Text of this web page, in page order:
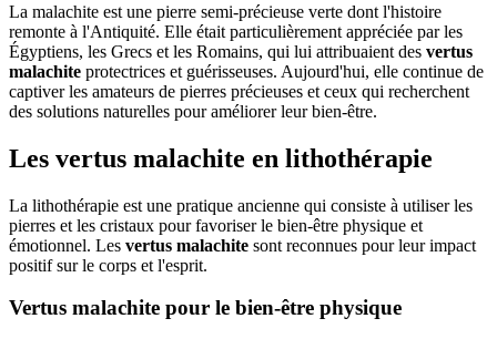
La malachite est une pierre semi-précieuse verte dont l'histoire
remonte à l'Antiquité. Elle était particulièrement appréciée par les
Égyptiens, les Grecs et les Romains, qui lui attribuaient des vertus
malachite protectrices et guérisseuses. Aujourd'hui, elle continue de
captiver les amateurs de pierres précieuses et ceux qui recherchent
des solutions naturelles pour améliorer leur bien-être.
Les vertus malachite en lithothérapie
La lithothérapie est une pratique ancienne qui consiste à utiliser les
pierres et les cristaux pour favoriser le bien-être physique et
émotionnel. Les vertus malachite sont reconnues pour leur impact
positif sur le corps et l'esprit.
Vertus malachite pour le bien-être physique